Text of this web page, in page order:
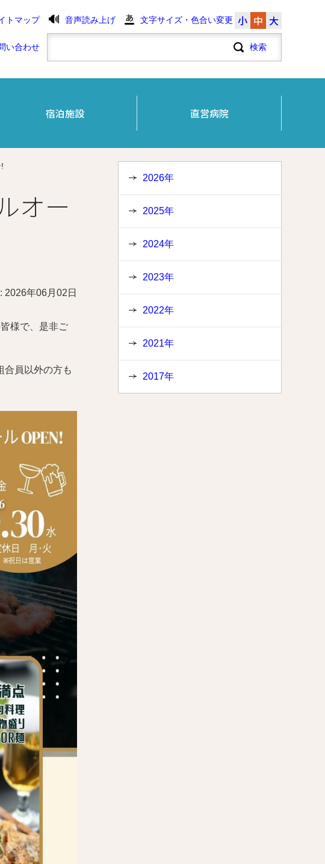
トマップ 音声読み上げ 文字サイズ・色合い変更 小 中 大
い合わせ
宿泊施設 直営病院
オー
2026年06月02日
様で、是非ご
合員以外の方も
2026年
2025年
2024年
2023年
2022年
2021年
2017年